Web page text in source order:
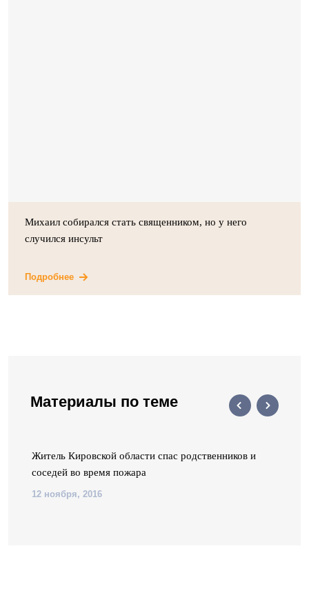
Михаил собирался стать священником, но у него
случился инсульт
Подробнее
Материалы по теме
Житель Кировской области спас родственников и
соседей во время пожара
12 ноября, 2016